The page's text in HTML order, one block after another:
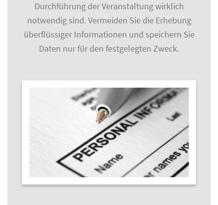
Durchführung der Veranstaltung wirklich
notwendig sind. Vermeiden Sie die Erhebung
überflüssiger Informationen und speichern Sie
Daten nur für den festgelegten Zweck.